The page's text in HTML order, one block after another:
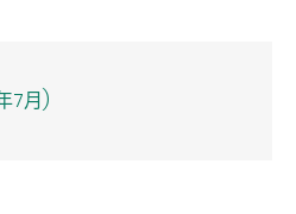
7月)